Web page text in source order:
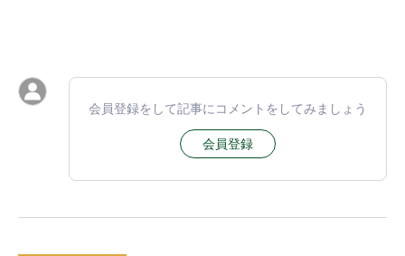
会員登録をして記事にコメントをしてみましょう
会員登録